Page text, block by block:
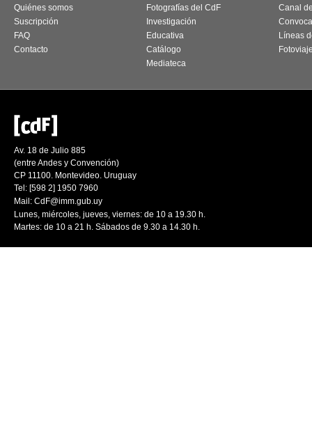
Quiénes somos
Suscripción
FAQ
Contacto
Fotografías del CdF
Investigación
Educativa
Catálogo
Mediateca
Canal
Líneas
Av. 18 de Julio 885
(entre Andes y Convención)
CP 11100. Montevideo. Uruguay
Tel: [598 2] 1950 7960
Mail: CdF@imm.gub.uy
Lunes, miércoles, jueves, viernes: de 10 a 19.30 h.
Martes: de 10 a 21 h. Sábados de 9.30 a 14.30 h.